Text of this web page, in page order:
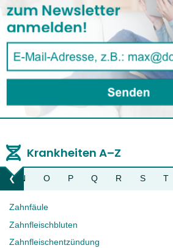
Krankheiten A–Z
❮Liste nach links bewegen
N O P Q R S T
Zahnfäule
Zahnfleischbluten
Zahnfleischentzündung